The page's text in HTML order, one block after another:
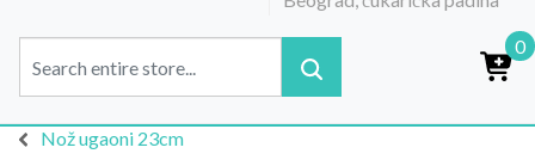
0
Nož ugaoni 23cm